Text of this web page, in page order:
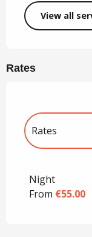
View all
Rates
Rates
Night
From €55.00